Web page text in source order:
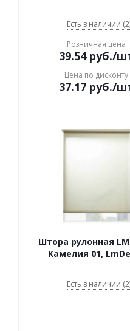
Есть в наличии
Розничная цена
39.54руб./
Цена по дисконту
37.17 руб./
Штора рулонная LM
Камелия 01,
Есть в наличии